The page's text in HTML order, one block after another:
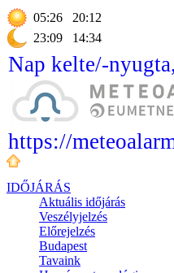
05:26
20:12
23:09
14:34
Nap kelte/-
https://
IDŐJÁRÁS
Aktuális időjárás
Veszélyjelzés
Előrejelzés
Budapest
Tavaink